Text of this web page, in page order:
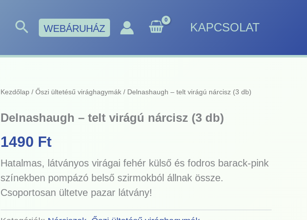
SearchWEBÁRUHÁZ KAPCSOLAT
Kezdőlap / Őszi ültetésű virághagymák / Delnashaugh – telt virágú nárcisz (3 db)
Delnashaugh – telt virágú nárcisz (3 db)
1490 Ft
Hatalmas, látványos virágai fehér külső és fodros barack-pink
színekben pompázó belső szirmokból állnak össze.
Csoportosan ültetve pazar látvány!